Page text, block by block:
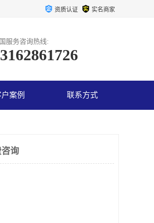
资质认证 实名商家
服务咨询热线:
案例 联系方式
询